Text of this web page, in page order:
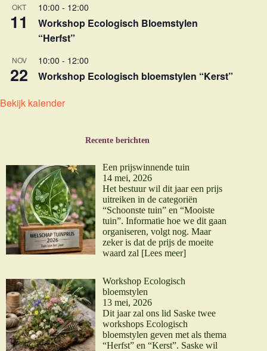
OKT
11
10:00 - 12:00
Workshop Ecologisch Bloemstylen
“Herfst”
NOV
22
10:00 - 12:00
Workshop Ecologisch bloemstylen “Kerst”
Bekijk kalender
Recente berichten
Een prijswinnende tuin
14 mei, 2026
Het bestuur wil dit jaar een prijs
uitreiken in de categoriën
“Schoonste tuin” en “Mooiste
tuin”. Informatie hoe we dit gaan
organiseren, volgt nog. Maar
zeker is dat de prijs de moeite
waard zal [Lees meer]
Workshop Ecologisch
bloemstylen
13 mei, 2026
Dit jaar zal ons lid Saske twee
workshops Ecologisch
bloemstylen geven met als thema
“Herfst” en “Kerst”. Saske wil